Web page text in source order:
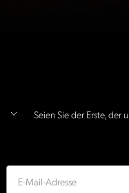
Seien Sie der Erste, der
E-Mail